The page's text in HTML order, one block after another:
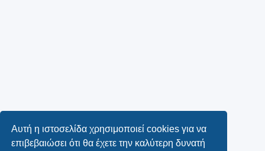
Αυτή η ιστοσελίδα χρησιμοποιεί cookies για να
επιβεβαιώσει ότι θα έχετε την καλύτερη δυνατή